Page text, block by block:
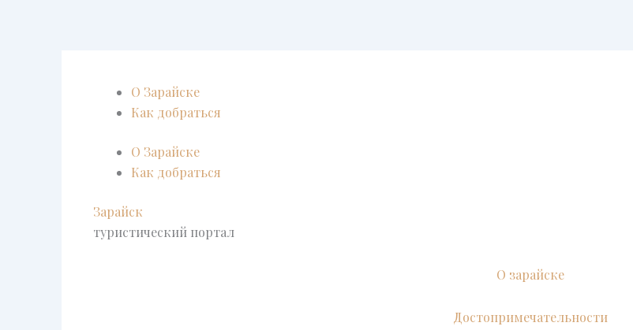
О Зарайске
Как добраться
О Зарайске
Как добраться
Зарайск
туристический портал
О зарайске
Достопримечательности